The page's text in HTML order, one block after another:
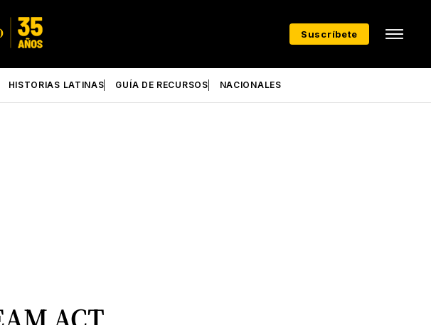
Suscríbete
HISTORIAS LATINAS GUÍA DE RECURSOS NACIONALES